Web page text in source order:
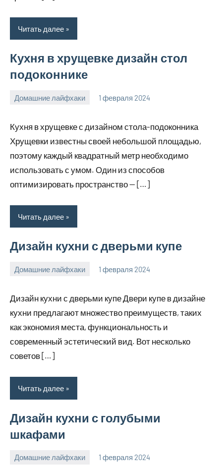
Читать далее
Кухня в хрущевке дизайн стол
подоконнике
Домашние лайфхаки 1 февраля 2024
supersustav_
Нет
Кухня в хрущевке с дизайном стола-подоконника
Хрущевки известны своей небольшой площадью,
поэтому каждый квадратный метр необходимо
использовать с умом. Один из способов
оптимизировать пространство — […]
Читать далее
Дизайн кухни с дверьми купе
Домашние лайфхаки 1 февраля 2024
supersustav_
Нет
Дизайн кухни с дверьми купе Двери купе в дизайне
кухни предлагают множество преимуществ, таких
как экономия места, функциональность и
современный эстетический вид. Вот несколько
советов […]
Читать далее
Дизайн кухни с голубыми
шкафами
Домашние лайфхаки 1 февраля 2024
supersustav_
Нет